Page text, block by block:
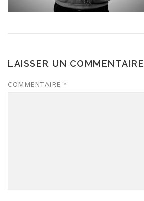
LAISSER UN COMMENTAIRE
COMMENTAIRE *